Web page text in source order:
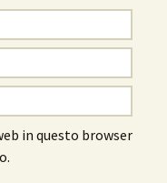
in questo browser